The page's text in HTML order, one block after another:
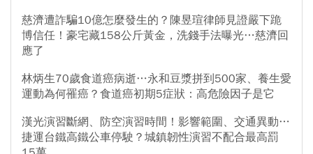
慈濟遭詐騙10億怎麼發生的？陳昱瑄律師見證嚴下跪
博信任！豪宅藏158公斤黃金，洗錢手法曝光…慈濟回
應了
林炳生70歲食道癌病逝…永和豆漿拼到500家、養生愛
運動為何罹癌？食道癌初期5症狀：高危險因子是它
漢光演習斷網、防空演習時間！影響範圍、交通異動…
捷運台鐵高鐵公車停駛？城鎮韌性演習不配合最高罰